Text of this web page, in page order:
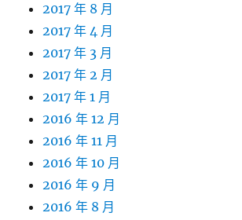
2017 年 8 月
2017 年 4 月
2017 年 3 月
2017 年 2 月
2017 年 1 月
2016 年 12 月
2016 年 11 月
2016 年 10 月
2016 年 9 月
2016 年 8 月